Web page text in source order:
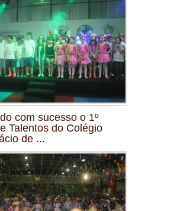
com sucesso o 1º
Talentos do Colégio
de ...